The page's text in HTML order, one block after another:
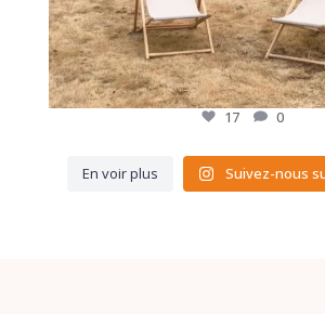
17 0
En voir plus Suivez-nous